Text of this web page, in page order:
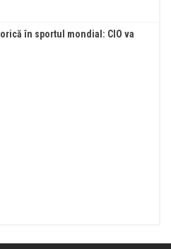
în sportul mondial: CIO va